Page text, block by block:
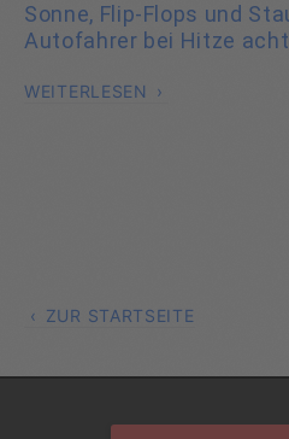
Sonne, Flip-Flops und
Autofahrer bei Hitze
WEITERLESEN
ZUR STARTSEITE